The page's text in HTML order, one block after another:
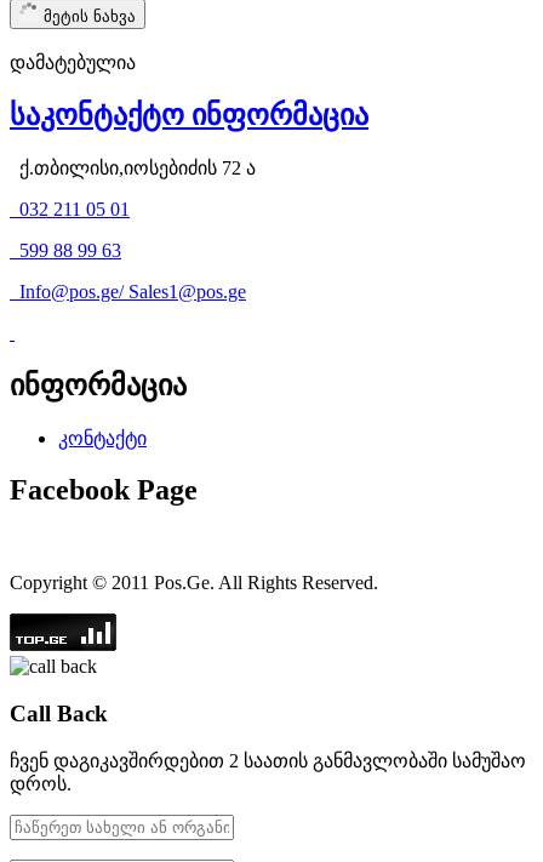
მეტის ნახვა
დამატებულია
საკონტაქტო ინფორმაცია
ქ.თბილისი,იოსებიძის 72 ა
032 211 05 01
599 88 99 63
Info@pos.ge/ Sales1@pos.ge
ინფორმაცია
კონტაქტი
Facebook Page
Copyright © 2011 Pos.Ge. All Rights Reserved.
Call Back
ჩვენ დაგიკავშირდებით 2 საათის განმავლობაში სამუშაო
დროს.